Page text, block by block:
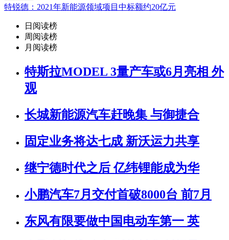
特锐德：2021年新能源领域项目中标额约20亿元
日阅读榜
周阅读榜
月阅读榜
特斯拉MODEL 3量产车或6月亮相 外
观
长城新能源汽车赶晚集 与御捷合
固定业务将达七成 新沃运力共享
继宁德时代之后 亿纬锂能成为华
小鹏汽车7月交付首破8000台 前7月
东风有限要做中国电动车第一 英